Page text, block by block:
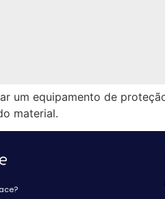
um equipamento de
material.